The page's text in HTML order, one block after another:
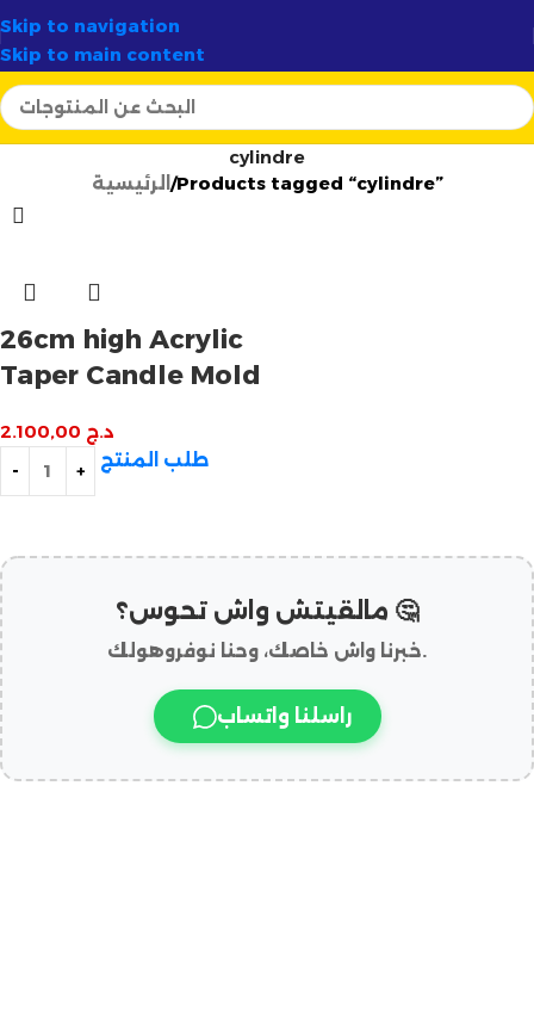
Skip to navigation
Skip to main content
cylindre
الرئيسية
Products tagged “cylindre”
26cm high Acrylic
Taper Candle Mold
د.ج
طلب المنتج
مالقيتش واش تحوس؟ 🤔
خبرنا واش خاصك، وحنا نوفروهولك.
راسلنا واتساب